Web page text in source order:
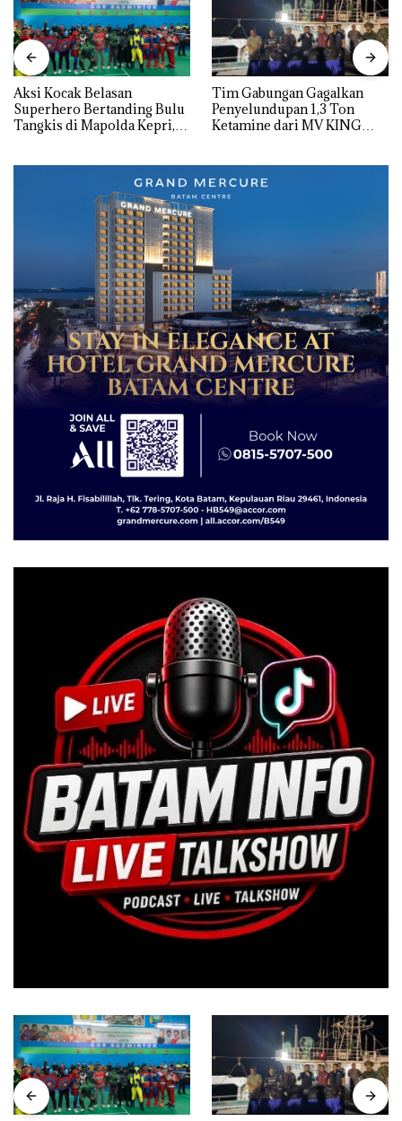
Aksi Kocak Belasan
Superhero Bertanding Bulu
Tangkis di Mapolda Kepri,
Tim Gabungan Gagalkan
Penyelundupan 1,3 Ton
Ketamine dari MV KING